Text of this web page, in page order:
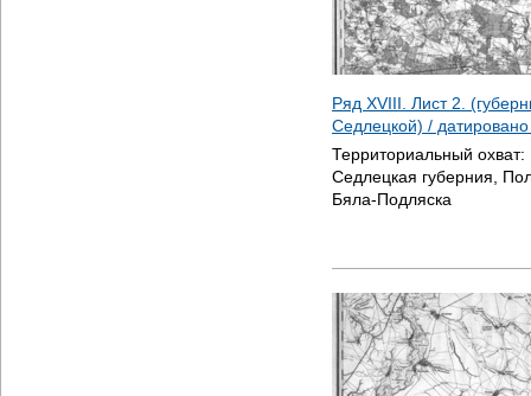
Ряд XVIII. Лист 2.
Седлецкой) /
Территориальный охват:
Седлецкая губерния,
Бяла-Подляска